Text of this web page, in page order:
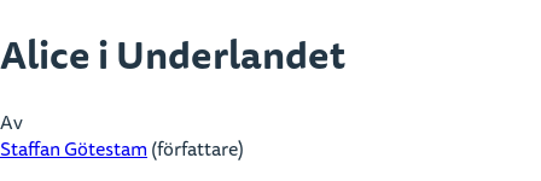
Alice i Underlandet
Av
Staffan Götestam (författare)